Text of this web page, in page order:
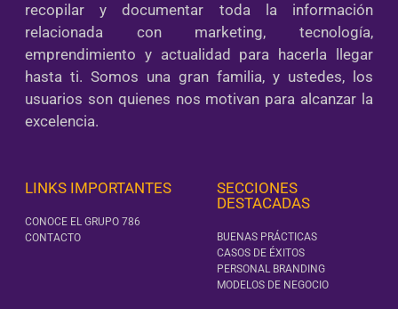
recopilar y documentar toda la información
relacionada con marketing, tecnología,
emprendimiento y actualidad para hacerla llegar
hasta ti. Somos una gran familia, y ustedes, los
usuarios son quienes nos motivan para alcanzar la
excelencia.
LINKS IMPORTANTES
CONOCE EL GRUPO 786
CONTACTO
SECCIONES
DESTACADAS
BUENAS PRÁCTICAS
CASOS DE ÉXITOS
PERSONAL BRANDING
MODELOS DE NEGOCIO